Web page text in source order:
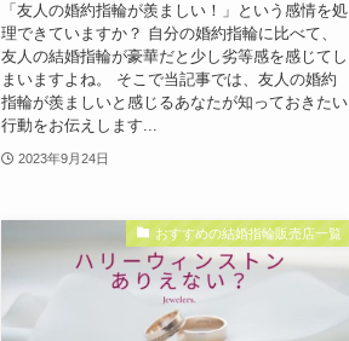
「友人の婚約指輪が羨ましい！」という感情を処
理できていますか？ 自分の婚約指輪に比べて、
友人の結婚指輪が豪華だと少し劣等感を感じてし
まいますよね。 そこで当記事では、友人の婚約
指輪が羨ましいと感じるあなたが知っておきたい
行動をお伝えします...
2023年9月24日
おすすめの結婚指輪販売店一覧